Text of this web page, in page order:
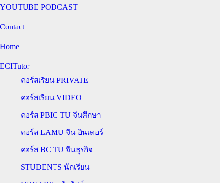
YOUTUBE PODCAST
Contact
Home
ECITutor
คอร์สเรียน PRIVATE
คอร์สเรียน VIDEO
คอร์ส PBIC TU จีนศึกษา
คอร์ส LAMU จีน อินเตอร์
คอร์ส BC TU จีนธุรกิจ
STUDENTS นักเรียน